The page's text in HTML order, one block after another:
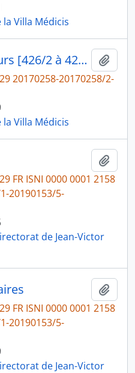
la Villa Médicis
4 registres des visiteurs [426/2 à 426/5]
20170258-20170258/2-
la Villa Médicis
FR ISNI 0000 0001 2158
20190153/5-
de Jean-Victor
FR ISNI 0000 0001 2158
20190153/5-
de Jean-Victor